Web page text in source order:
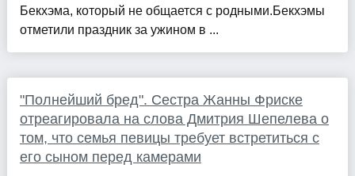
Бекхэма, который не общается с родными.Бекхэмы
отметили праздник за ужином в ...
"Полнейший бред". Сестра Жанны Фриске
отреагировала на слова Дмитрия Шепелева о
том, что семья певицы требует встретиться с
его сыном перед камерами